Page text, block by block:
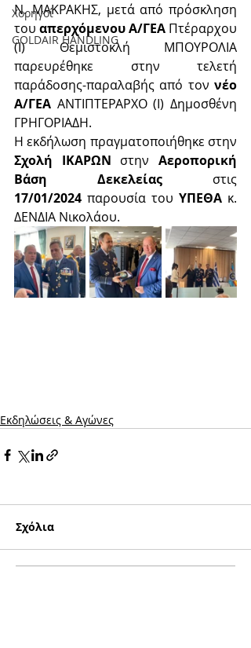
Χορηγοί
GOLDAIR HANDLING
Ν. ΜΑΚΡΑΚΗΣ, μετά από πρόσκληση
του απερχόμενου Α/ΓΕΑ Πτέραρχου
(Ι) Θεμιστοκλή ΜΠΟΥΡΟΛΙΑ
παρευρέθηκε στην τελετή
παράδοσης-παραλαβής από τον νέο
Α/ΓΕΑ ΑΝΤΙΠΤΕΡΑΡΧΟ (Ι) Δημοσθένη
ΓΡΗΓΟΡΙΑΔΗ.
Σχολή ΙΚΑΡΩΝ στην Αεροπορική
Βάση Δεκελείας
17/01/2024 παρουσία του ΥΠΕΘΑ κ.
ΔΕΝΔΙΑ Νικολάου.
Εκδηλώσεις & Aγώνες
Σχόλια